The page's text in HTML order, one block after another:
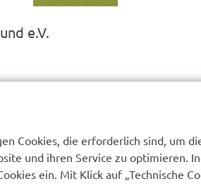
e.V.
Cookies, die erforderlich sind, um
und ihren Service zu optimieren.
ein. Mit Klick auf „Technische